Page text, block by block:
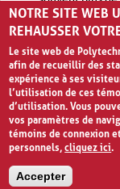
Envisagez
retournera
NOTRE SITE WEB
REHAUSSER
Le site web de
afin de recueillir des
expérience à ses
l’utilisation de ces
d’utilisation. Vous
vos paramètres de
témoins de connexion
personnels,cliquez ici.
Accepter